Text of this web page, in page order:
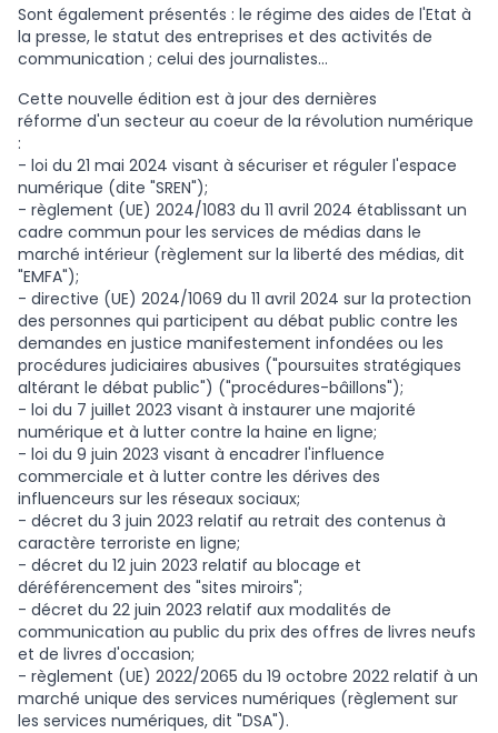
Sont également présentés : le régime des aides de l'Etat à
la presse, le statut des entreprises et des activités de
communication ; celui des journalistes…
Cette nouvelle édition est à jour des dernières
réforme d'un secteur au coeur de la révolution numérique
:
- loi du 21 mai 2024 visant à sécuriser et réguler l'espace
numérique (dite "SREN");
- règlement (UE) 2024/1083 du 11 avril 2024 établissant un
cadre commun pour les services de médias dans le
marché intérieur (règlement sur la liberté des médias, dit
"EMFA");
- directive (UE) 2024/1069 du 11 avril 2024 sur la protection
des personnes qui participent au débat public contre les
demandes en justice manifestement infondées ou les
procédures judiciaires abusives ("poursuites stratégiques
altérant le débat public") ("procédures-bâillons");
- loi du 7 juillet 2023 visant à instaurer une majorité
numérique et à lutter contre la haine en ligne;
- loi du 9 juin 2023 visant à encadrer l'influence
commerciale et à lutter contre les dérives des
influenceurs sur les réseaux sociaux;
- décret du 3 juin 2023 relatif au retrait des contenus à
caractère terroriste en ligne;
- décret du 12 juin 2023 relatif au blocage et
déréférencement des "sites miroirs";
- décret du 22 juin 2023 relatif aux modalités de
communication au public du prix des offres de livres neufs
et de livres d'occasion;
- règlement (UE) 2022/2065 du 19 octobre 2022 relatif à un
marché unique des services numériques (règlement sur
les services numériques, dit "DSA").